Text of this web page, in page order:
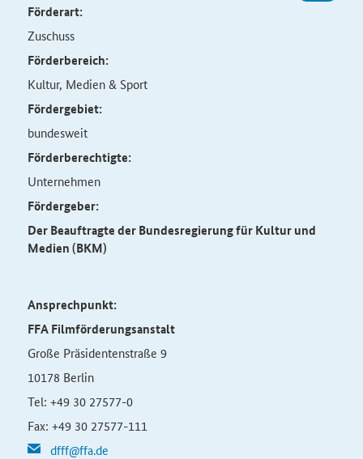
Förderart:
Zuschuss
Förderbereich:
Kultur, Medien & Sport
Fördergebiet:
bundesweit
Förderberechtigte:
Unternehmen
Fördergeber:
Der Beauftragte der Bundesregierung für Kultur und
Medien (BKM)
Ansprechpunkt:
FFA Filmförderungsanstalt
Große Präsidentenstraße 9
10178 Berlin
Tel: +49 30 27577-0
Fax: +49 30 27577-111
dfff@ffa.de